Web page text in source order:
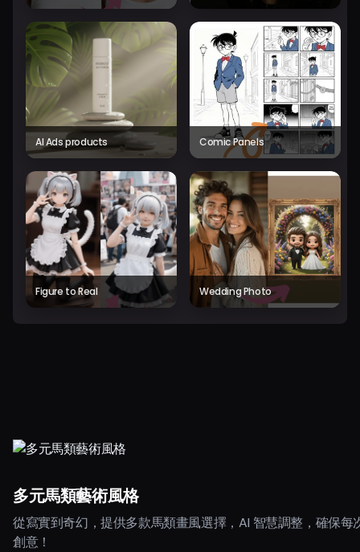
AI Ads products Comic Panels
Figure to Real Wedding Photo
多元馬類藝術風格
從寫實到奇幻，提供多款馬類畫風選擇，AI 智慧調整，確保每
創意！